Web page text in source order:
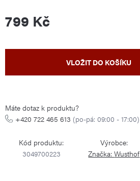
799 Kč
VLOŽIT DO KOŠÍKU
Máte dotaz k produktu?
+420 722 465 613 (po-pá: 09:00 - 17:00)
Kód produktu:
3049700223
Výrobce:
Značka:Wusthof